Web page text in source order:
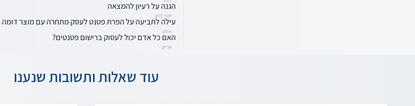
הגנה על רעיון להמצאה
יקיר דהן
עילה לתביעה על הפרת פטנט לעסק מתחרה עם מוצר דומה
איתן
האם כל אדם יכול לעסוק ברישום פטנטים?
אריק
עוד שאלות ותשובות שנענו